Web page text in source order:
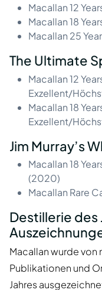
Macallan 12
Macallan 18
Macallan 25
The Ultimate
Macallan 12
Exzellent/
Macallan 18
Exzellent/
Jim Murray’s
Macallan 18
(2020)
Macallan Rare
Destillerie des
Macallan wurde
Publikationen und
Jahres